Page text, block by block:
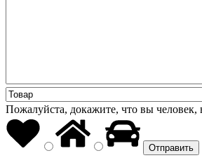
Пожалуйста, докажите, что вы человек,